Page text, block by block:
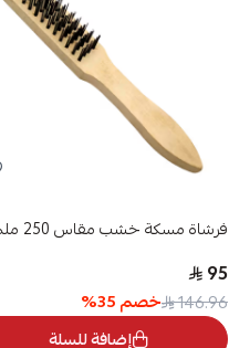
فرشاة مسكة خشب مقاس 250 ملم
95
146.96 خصم35
%
إضافة للسلة